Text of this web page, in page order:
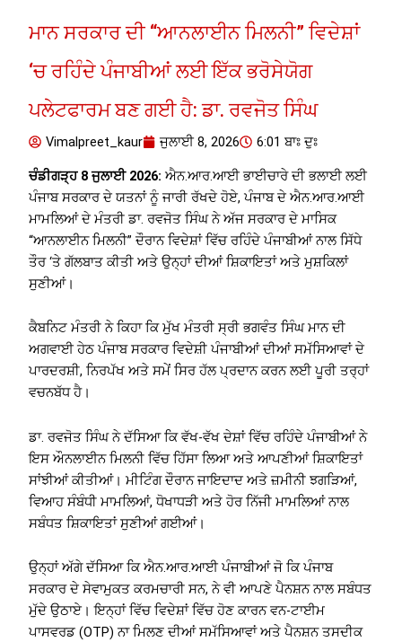
ਮਾਨ ਸਰਕਾਰ ਦੀ “ਆਨਲਾਈਨ ਮਿਲਨੀ” ਵਿਦੇਸ਼ਾਂ
‘ਚ ਰਹਿੰਦੇ ਪੰਜਾਬੀਆਂ ਲਈ ਇੱਕ ਭਰੋਸੇਯੋਗ
ਪਲੇਟਫਾਰਮ ਬਣ ਗਈ ਹੈ: ਡਾ. ਰਵਜੋਤ ਸਿੰਘ
Vimalpreet_kaur ਜੁਲਾਈ 8, 2026 6:01 ਬਾਃ ਦੁਃ
ਚੰਡੀਗੜ੍ਹ 8 ਜੁਲਾਈ 2026: ਐਨ.ਆਰ.ਆਈ ਭਾਈਚਾਰੇ ਦੀ ਭਲਾਈ ਲਈ
ਪੰਜਾਬ ਸਰਕਾਰ ਦੇ ਯਤਨਾਂ ਨੂੰ ਜਾਰੀ ਰੱਖਦੇ ਹੋਏ, ਪੰਜਾਬ ਦੇ ਐਨ.ਆਰ.ਆਈ
ਮਾਮਲਿਆਂ ਦੇ ਮੰਤਰੀ ਡਾ. ਰਵਜੋਤ ਸਿੰਘ ਨੇ ਅੱਜ ਸਰਕਾਰ ਦੇ ਮਾਸਿਕ
“ਆਨਲਾਈਨ ਮਿਲਨੀ” ਦੌਰਾਨ ਵਿਦੇਸ਼ਾਂ ਵਿੱਚ ਰਹਿੰਦੇ ਪੰਜਾਬੀਆਂ ਨਾਲ ਸਿੱਧੇ
ਤੌਰ ‘ਤੇ ਗੱਲਬਾਤ ਕੀਤੀ ਅਤੇ ਉਨ੍ਹਾਂ ਦੀਆਂ ਸ਼ਿਕਾਇਤਾਂ ਅਤੇ ਮੁਸ਼ਕਿਲਾਂ
ਸੁਣੀਆਂ।
ਕੈਬਨਿਟ ਮੰਤਰੀ ਨੇ ਕਿਹਾ ਕਿ ਮੁੱਖ ਮੰਤਰੀ ਸ੍ਰੀ ਭਗਵੰਤ ਸਿੰਘ ਮਾਨ ਦੀ
ਅਗਵਾਈ ਹੇਠ ਪੰਜਾਬ ਸਰਕਾਰ ਵਿਦੇਸ਼ੀ ਪੰਜਾਬੀਆਂ ਦੀਆਂ ਸਮੱਸਿਆਵਾਂ ਦੇ
ਪਾਰਦਰਸ਼ੀ, ਨਿਰਪੱਖ ਅਤੇ ਸਮੇਂ ਸਿਰ ਹੱਲ ਪ੍ਰਦਾਨ ਕਰਨ ਲਈ ਪੂਰੀ ਤਰ੍ਹਾਂ
ਵਚਨਬੱਧ ਹੈ।
ਡਾ. ਰਵਜੋਤ ਸਿੰਘ ਨੇ ਦੱਸਿਆ ਕਿ ਵੱਖ-ਵੱਖ ਦੇਸ਼ਾਂ ਵਿੱਚ ਰਹਿੰਦੇ ਪੰਜਾਬੀਆਂ ਨੇ
ਇਸ ਔਨਲਾਈਨ ਮਿਲਨੀ ਵਿੱਚ ਹਿੱਸਾ ਲਿਆ ਅਤੇ ਆਪਣੀਆਂ ਸ਼ਿਕਾਇਤਾਂ
ਸਾਂਝੀਆਂ ਕੀਤੀਆਂ। ਮੀਟਿੰਗ ਦੌਰਾਨ ਜਾਇਦਾਦ ਅਤੇ ਜ਼ਮੀਨੀ ਝਗੜਿਆਂ,
ਵਿਆਹ ਸੰਬੰਧੀ ਮਾਮਲਿਆਂ, ਧੋਖਾਧੜੀ ਅਤੇ ਹੋਰ ਨਿੱਜੀ ਮਾਮਲਿਆਂ ਨਾਲ
ਸਬੰਧਤ ਸ਼ਿਕਾਇਤਾਂ ਸੁਣੀਆਂ ਗਈਆਂ।
ਉਨ੍ਹਾਂ ਅੱਗੇ ਦੱਸਿਆ ਕਿ ਐਨ.ਆਰ.ਆਈ ਪੰਜਾਬੀਆਂ ਜੋ ਕਿ ਪੰਜਾਬ
ਸਰਕਾਰ ਦੇ ਸੇਵਾਮੁਕਤ ਕਰਮਚਾਰੀ ਸਨ, ਨੇ ਵੀ ਆਪਣੇ ਪੈਨਸ਼ਨ ਨਾਲ ਸਬੰਧਤ
ਮੁੱਦੇ ਉਠਾਏ। ਇਨ੍ਹਾਂ ਵਿੱਚ ਵਿਦੇਸ਼ਾਂ ਵਿੱਚ ਹੋਣ ਕਾਰਨ ਵਨ-ਟਾਈਮ
ਪਾਸਵਰਡ (OTP) ਨਾ ਮਿਲਣ ਦੀਆਂ ਸਮੱਸਿਆਵਾਂ ਅਤੇ ਪੈਨਸ਼ਨ ਤਸਦੀਕ